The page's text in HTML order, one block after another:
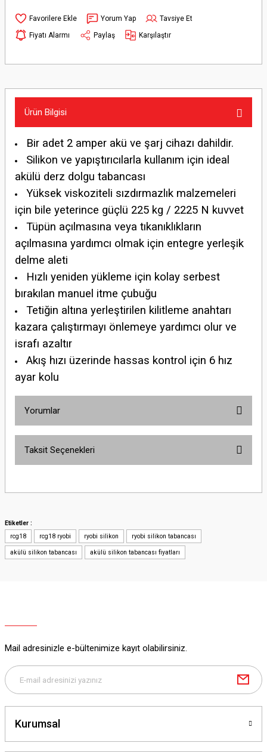
Yorum Yap
Tavsiye Et
Fiyatı Alarmı
Paylaş Karşılaştır
Ürün Bilgisi
Bir adet 2 amper akü ve şarj cihazı dahildir.
Silikon ve yapıştırıcılarla kullanım için ideal
akülü derz dolgu tabancası
Yüksek viskoziteli sızdırmazlık malzemeleri
için bile yeterince güçlü 225 kg / 2225 N kuvvet
Tüpün açılmasına veya tıkanıklıkların
açılmasına yardımcı olmak için entegre yerleşik
delme aleti
Hızlı yeniden yükleme için kolay serbest
bırakılan manuel itme çubuğu
Tetiğin altına yerleştirilen kilitleme anahtarı
kazara çalıştırmayı önlemeye yardımcı olur ve
israfı azaltır
Akış hızı üzerinde hassas kontrol için 6 hız
ayar kolu
Yorumlar
Yorum Yaz
Taksit Seçenekleri
Etiketler :
rcg18
rcg18 ryobi ryobi silikon ryobi silikon tabancası
akülü silikon tabancası akülü silikon tabancası fiyatları
Mail adresinizle e-bültenimize kayıt olabilirsiniz.
Kurumsal